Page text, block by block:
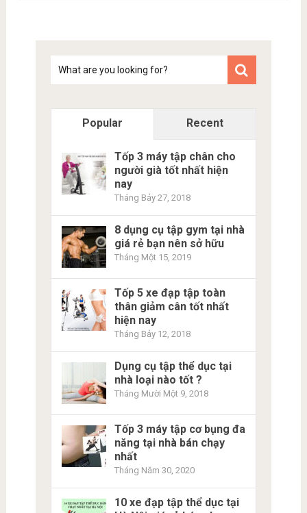
kiem
Popular Recent
Tốp 3 máy tập chân cho
người già tốt nhất hiện
nay
Tháng Bảy 27, 2018
8 dụng cụ tập gym tại nhà
giá rẻ bạn nên sở hữu
Tháng Một 15, 2019
Tốp 5 xe đạp tập toàn
thân giảm cân tốt nhất
hiện nay
Tháng Bảy 12, 2018
Dụng cụ tập thể dục tại
nhà loại nào tốt ?
Tháng Mười Một 9, 2018
Tốp 3 máy tập cơ bụng đa
năng tại nhà bán chạy
nhất
Tháng Năm 30, 2020
10 xe đạp tập thể dục tại